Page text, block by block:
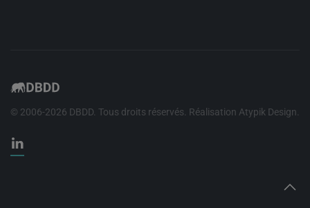
© 2006-2026 DBDD. Tous droits réservés. Réalisation Atypik Design